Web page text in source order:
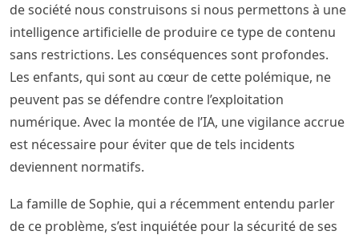
de société nous construisons si nous permettons à une
intelligence artificielle de produire ce type de contenu
sans restrictions. Les conséquences sont profondes.
Les enfants, qui sont au cœur de cette polémique, ne
peuvent pas se défendre contre l’exploitation
numérique. Avec la montée de l’IA, une vigilance accrue
est nécessaire pour éviter que de tels incidents
deviennent normatifs.
La famille de Sophie, qui a récemment entendu parler
de ce problème, s’est inquiétée pour la sécurité de ses